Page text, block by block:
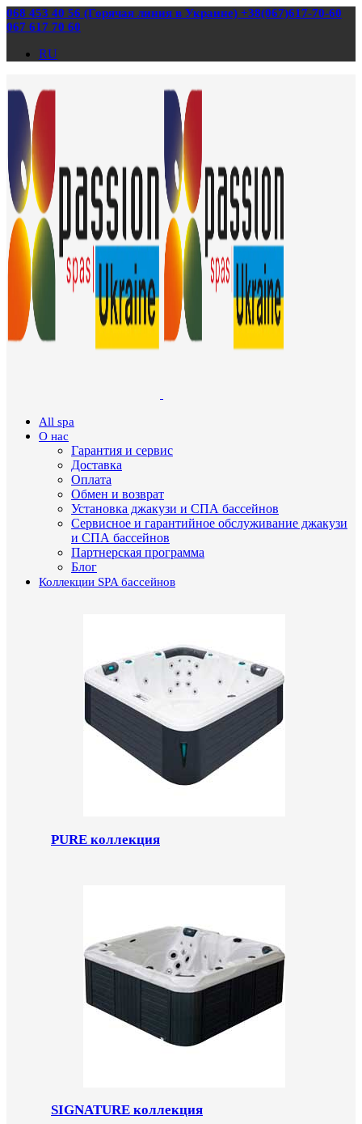
068 453 40 56 (Горячая линия в Украине) +38(067)617-70-60
067 617 70 60
RU
All spa
О нас
Гарантия и сервис
Доставка
Оплата
Обмен и возврат
Установка джакузи и СПА бассейнов
Сервисное и гарантийное обслуживание джакузи
и СПА бассейнов
Партнерская программа
Блог
Коллекции SPA бассейнов
PURE коллекция
SIGNATURE коллекция